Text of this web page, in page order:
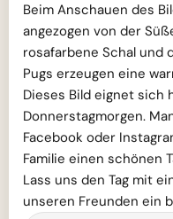
Beim Anschauen des
angezogen von der
rosafarbene Schal und
Pugs erzeugen eine
Dieses Bild eignet sich
Donnerstagmorgen.
Facebook oder
Familie einen schönen
Lass uns den Tag mit
unseren Freunden ein